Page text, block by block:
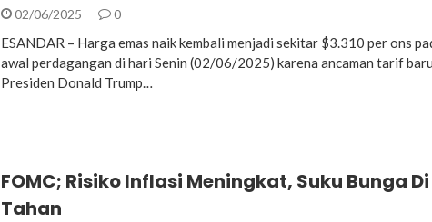
02/06/2025 0
ESANDAR – Harga emas naik kembali menjadi sekitar $3.310 per ons
awal perdagangan di hari Senin (02/06/2025) karena ancaman tarif baru
Presiden Donald Trump…
FOMC; Risiko Inflasi Meningkat, Suku Bunga Di
Tahan